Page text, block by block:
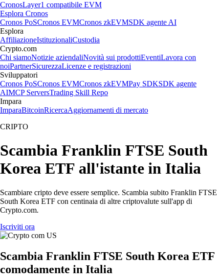
CronosLayer1 compatibile EVM
Esplora Cronos
Cronos PoSCronos EVMCronos zkEVMSDK agente AI
Esplora
AffiliazioneIstituzionaliCustodia
Crypto.com
Chi siamoNotizie aziendaliNovità sui prodottiEventiLavora con
noiPartnerSicurezzaLicenze e registrazioni
Sviluppatori
Cronos PoSCronos EVMCronos zkEVMPay SDKSDK agente
AIMCP ServersTrading Skill Repo
Impara
ImparaBitcoinRicercaAggiornamenti di mercato
CRIPTO
Scambia Franklin FTSE South
Korea ETF all'istante in Italia
Scambiare cripto deve essere semplice. Scambia subito Franklin FTSE
South Korea ETF con centinaia di altre criptovalute sull'app di
Crypto.com.
Iscriviti ora
Scambia Franklin FTSE South Korea ETF
comodamente in Italia